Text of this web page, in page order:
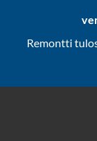
Remontti